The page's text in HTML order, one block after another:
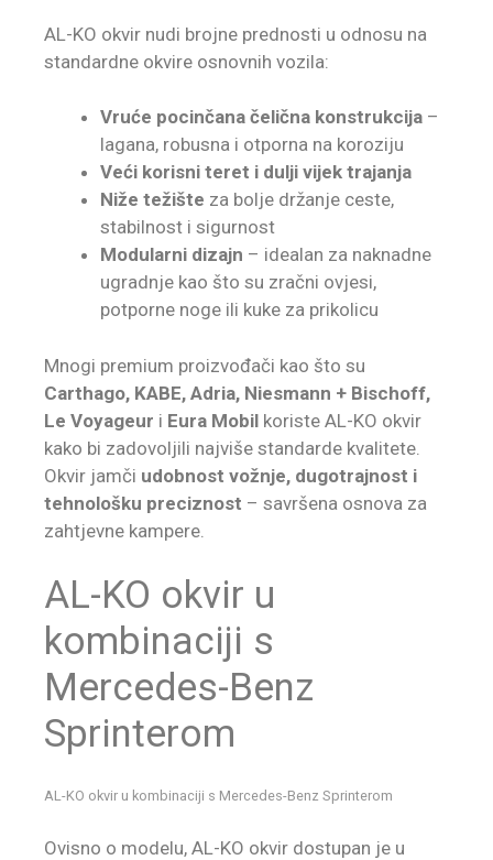
AL-KO okvir nudi brojne prednosti u odnosu na
standardne okvire osnovnih vozila:
Vruće pocinčana čelična konstrukcija –
lagana, robusna i otporna na koroziju
Veći korisni teret i dulji vijek trajanja
Niže težište za bolje držanje ceste,
stabilnost i sigurnost
Modularni dizajn – idealan za naknadne
ugradnje kao što su zračni ovjesi,
potporne noge ili kuke za prikolicu
Mnogi premium proizvođači kao što su
Carthago, KABE, Adria, Niesmann + Bischoff,
Le Voyageur i Eura Mobil koriste AL-KO okvir
kako bi zadovoljili najviše standarde kvalitete.
Okvir jamči udobnost vožnje, dugotrajnost i
tehnološku preciznost – savršena osnova za
zahtjevne kampere.
AL-KO okvir u
kombinaciji s
Mercedes-Benz
Sprinterom
AL-KO okvir u kombinaciji s Mercedes-Benz Sprinterom
Ovisno o modelu, AL-KO okvir dostupan je u